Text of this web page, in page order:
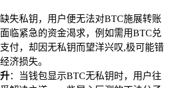
缺失私钥，用户便无法对BTC施展转账
临紧急的资金渴求，例如需用BTC兑
付，却因无私钥而望洋兴叹,极可能错
济损失。
：当钱包显示BTC无私钥时，用户往